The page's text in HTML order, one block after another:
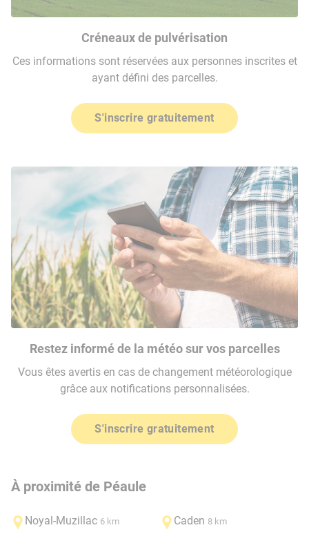
Créneaux de pulvérisation
Ces informations sont réservées aux personnes inscrites et
ayant défini des parcelles.
S'inscrire gratuitement
Restez informé de la météo sur vos parcelles
Vous êtes avertis en cas de changement météorologique
grâce aux notifications personnalisées.
S'inscrire gratuitement
À proximité de Péaule
Noyal-Muzillac 6 km Caden 8 km